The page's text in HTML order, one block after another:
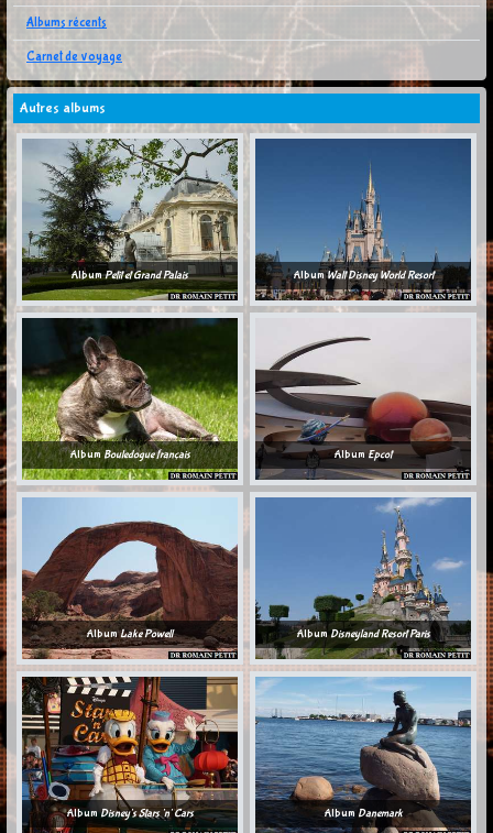
Albums récents
Carnet de voyage
Autres albums
AlbumPetit et Grand Palais AlbumWalt Disney World Resort
AlbumBouledogue français AlbumEpcot
AlbumLake Powell AlbumDisneyland Resort Paris
AlbumDisney's Stars 'n' Cars Album Danemark